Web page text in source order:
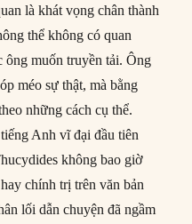
là khát vọng chân thành
thể không có quan
muốn truyền tải. Ông
méo sự thật, mà bằng
những cách cụ thể.
Anh vĩ đại đầu tiên
không bao giờ
chính trị trên văn bản
lối dẫn chuyện đã ngầm